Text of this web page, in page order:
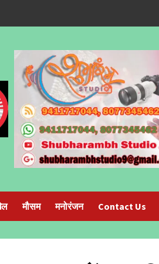
मौसम मनोरंजन Contact Us